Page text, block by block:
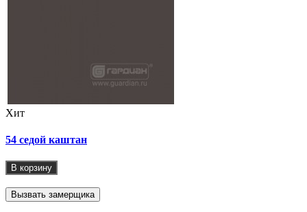
Хит
54 седой каштан
В корзину
Вызвать замерщика